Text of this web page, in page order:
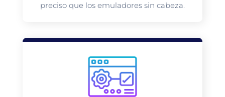
preciso que los emuladores sin cabeza.